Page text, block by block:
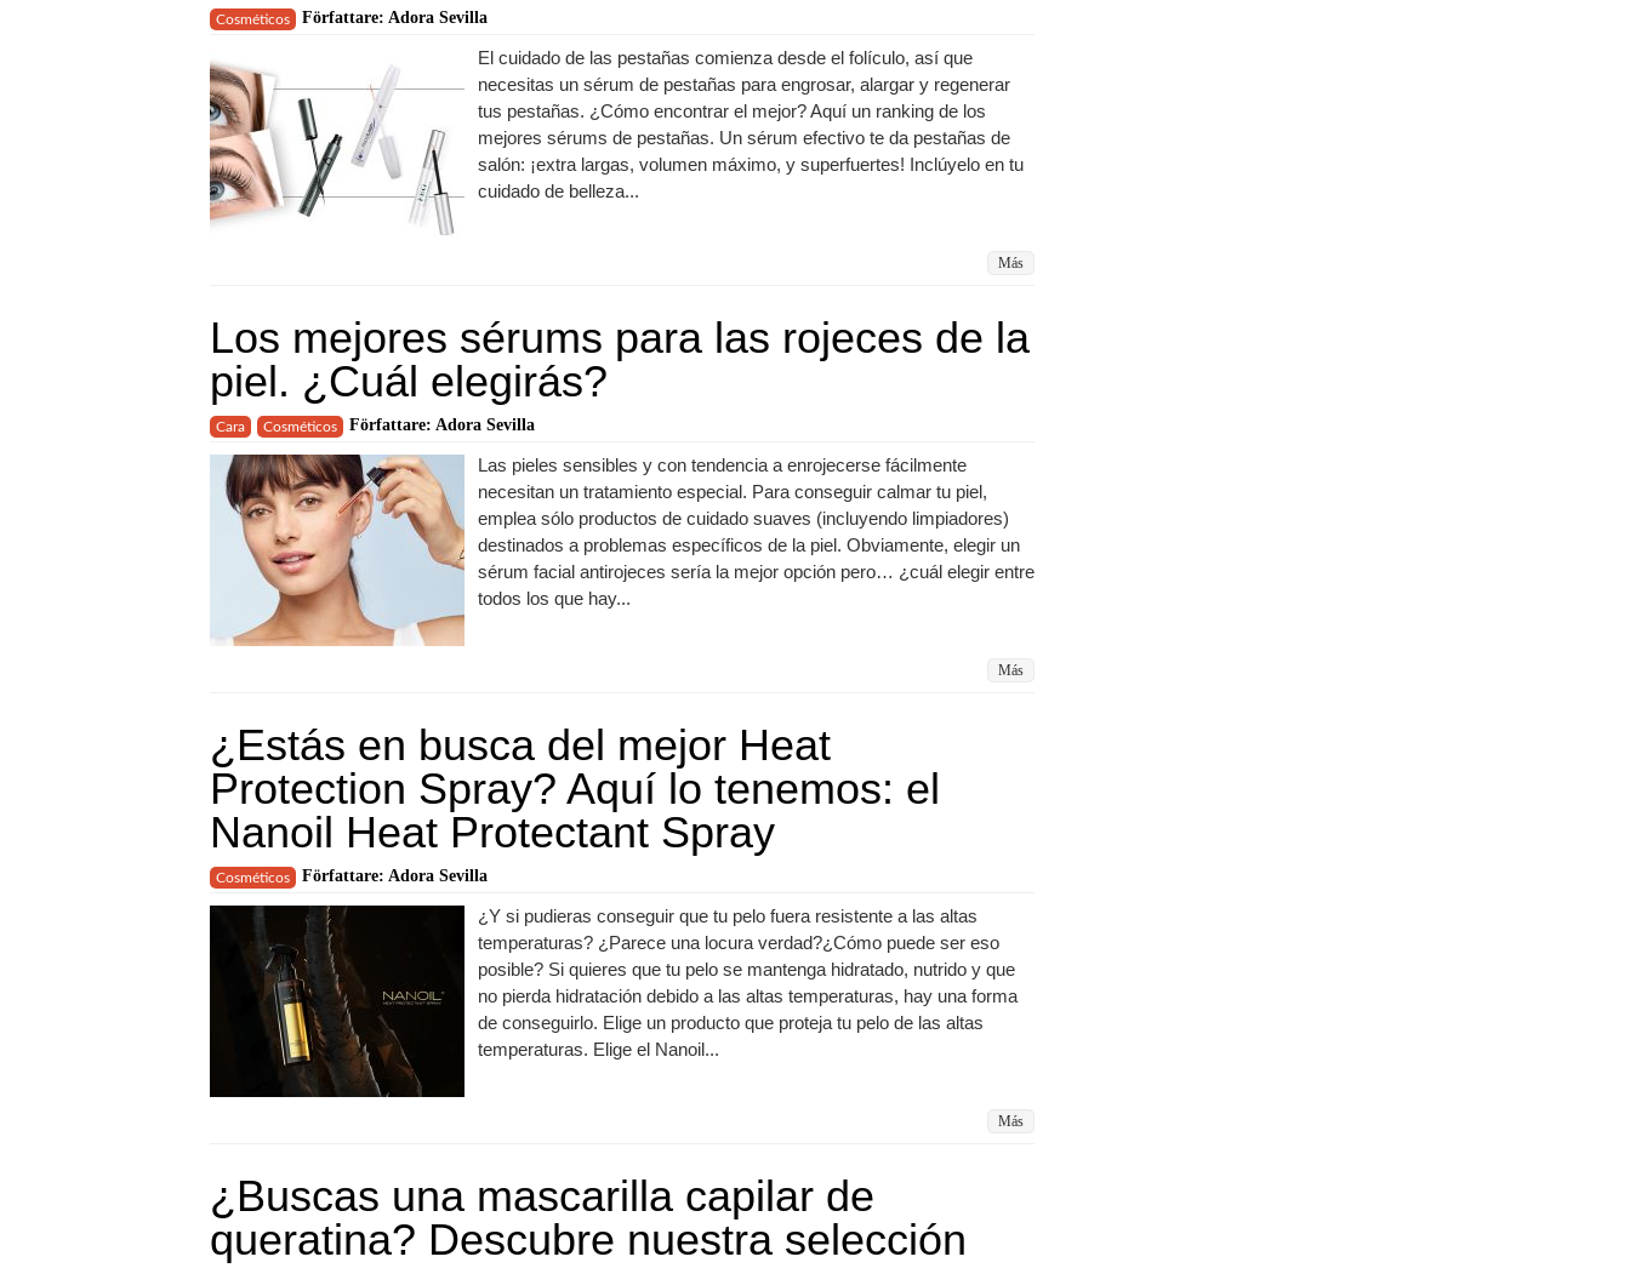
Cosméticos Författare: Adora Sevilla
El cuidado de las pestañas comienza desde el folículo, así que
necesitas un sérum de pestañas para engrosar, alargar y regenerar
tus pestañas. ¿Cómo encontrar el mejor? Aquí un ranking de los
mejores sérums de pestañas. Un sérum efectivo te da pestañas de
salón: ¡extra largas, volumen máximo, y superfuertes! Inclúyelo en tu
cuidado de belleza...
Más
Los mejores sérums para las rojeces de la
piel. ¿Cuál elegirás?
Cara Cosméticos Författare: Adora Sevilla
Las pieles sensibles y con tendencia a enrojecerse fácilmente
necesitan un tratamiento especial. Para conseguir calmar tu piel,
emplea sólo productos de cuidado suaves (incluyendo limpiadores)
destinados a problemas específicos de la piel. Obviamente, elegir un
sérum facial antirojeces sería la mejor opción pero… ¿cuál elegir entre
todos los que hay...
Más
¿Estás en busca del mejor Heat
Protection Spray? Aquí lo tenemos: el
Nanoil Heat Protectant Spray
Cosméticos Författare: Adora Sevilla
¿Y si pudieras conseguir que tu pelo fuera resistente a las altas
temperaturas? ¿Parece una locura verdad?¿Cómo puede ser eso
posible? Si quieres que tu pelo se mantenga hidratado, nutrido y que
no pierda hidratación debido a las altas temperaturas, hay una forma
de conseguirlo. Elige un producto que proteja tu pelo de las altas
temperaturas. Elige el Nanoil...
Más
¿Buscas una mascarilla capilar de
queratina? Descubre nuestra selección